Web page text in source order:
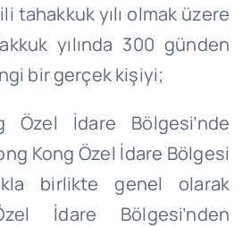
tahakkuk yılı olmak üzere
yılında 300 günden
bir gerçek kişiyi;
İdare Bölgesi’nde
Kong Özel İdare Bölgesi
birlikte genel olarak
İdare Bölgesi’nden